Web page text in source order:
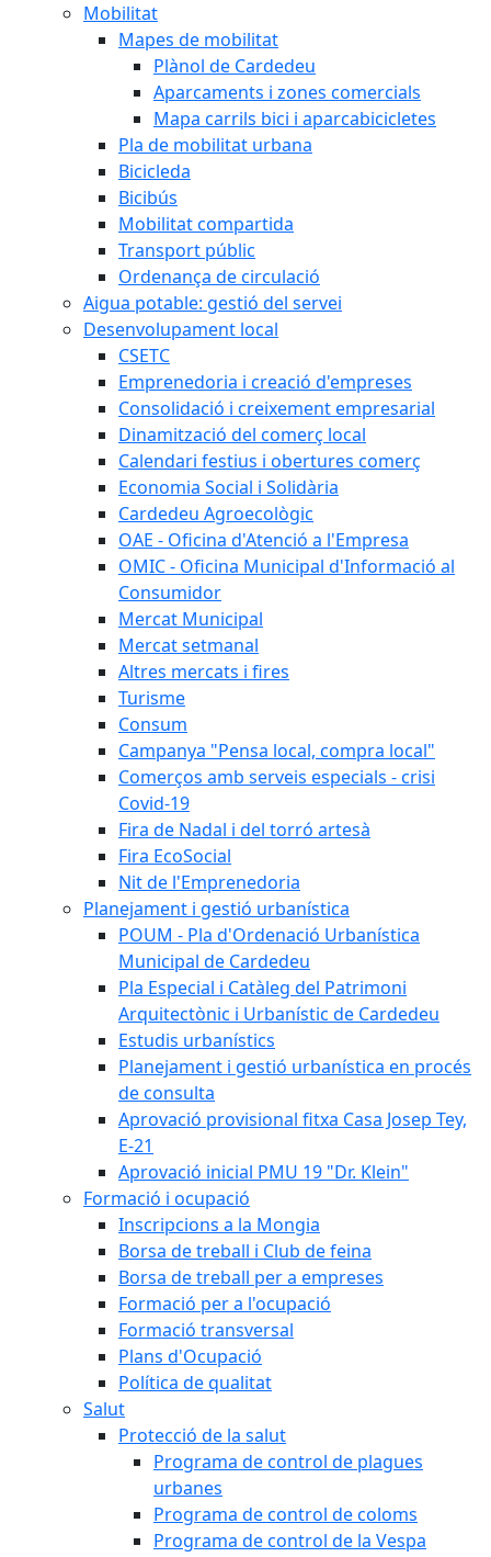
Mobilitat
Mapes de mobilitat
Plànol de Cardedeu
Aparcaments i zones comercials
Mapa carrils bici i aparcabicicletes
Pla de mobilitat urbana
Bicicleda
Bicibús
Mobilitat compartida
Transport públic
Ordenança de circulació
Aigua potable: gestió del servei
Desenvolupament local
CSETC
Emprenedoria i creació d'empreses
Consolidació i creixement empresarial
Dinamització del comerç local
Calendari festius i obertures comerç
Economia Social i Solidària
Cardedeu Agroecològic
OAE - Oficina d'Atenció a l'Empresa
OMIC - Oficina Municipal d'Informació al
Consumidor
Mercat Municipal
Mercat setmanal
Altres mercats i fires
Turisme
Consum
Campanya "Pensa local, compra local"
Comerços amb serveis especials - crisi
Covid-19
Fira de Nadal i del torró artesà
Fira EcoSocial
Nit de l'Emprenedoria
Planejament i gestió urbanística
POUM - Pla d'Ordenació Urbanística
Municipal de Cardedeu
Pla Especial i Catàleg del Patrimoni
Arquitectònic i Urbanístic de Cardedeu
Estudis urbanístics
Planejament i gestió urbanística en procés
de consulta
Aprovació provisional fitxa Casa Josep Tey,
E-21
Aprovació inicial PMU 19 "Dr. Klein"
Formació i ocupació
Inscripcions a la Mongia
Borsa de treball i Club de feina
Borsa de treball per a empreses
Formació per a l'ocupació
Formació transversal
Plans d'Ocupació
Política de qualitat
Salut
Protecció de la salut
Programa de control de plagues
urbanes
Programa de control de coloms
Programa de control de la Vespa